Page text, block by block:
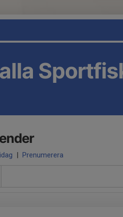
| Prenumerera